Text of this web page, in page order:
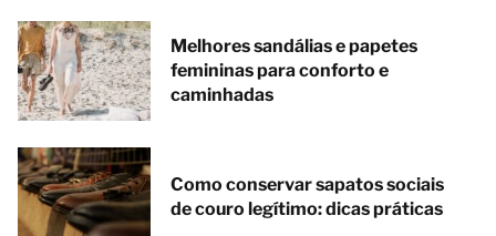
Melhores sandálias e papetes
femininas para conforto e
caminhadas
Como conservar sapatos sociais
de couro legítimo: dicas práticas